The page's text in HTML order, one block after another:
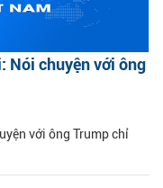
Nói chuyện với ông
với ông Trump chỉ